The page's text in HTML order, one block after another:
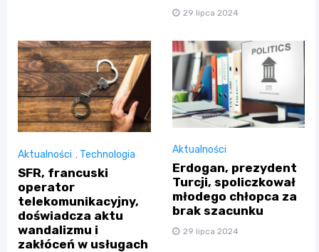
29 lipca 2024
Aktualności , Technologia
SFR, francuski
operator
telekomunikacyjny,
doświadcza aktu
wandalizmu i
zakłóceń w usługach
Aktualności
Erdogan, prezydent
Turcji, spoliczkował
młodego chłopca za
brak szacunku
29 lipca 2024